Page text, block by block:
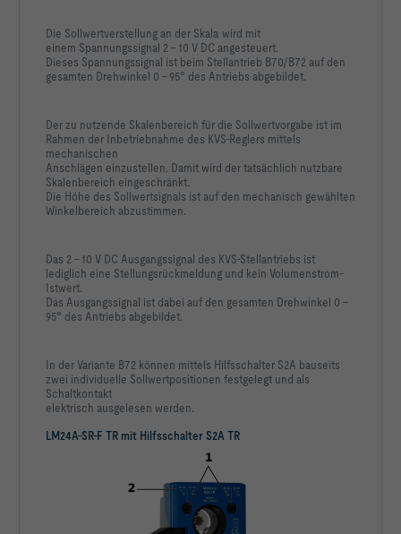
LM24A-SR-F TR mit Hilfsschalter S2A TR
Die Sollwertverstellung an der Skala wird mit
einem Spannungssignal 2 – 10 V DC angesteuert.
Dieses Spannungssignal ist beim Stellantrieb B70/B72 auf den
gesamten Drehwinkel 0 – 95° des Antriebs abgebildet.
Der zu nutzende Skalenbereich für die Sollwertvorgabe ist im
Rahmen der Inbetriebnahme des KVS-Reglers mittels
mechanischen
Anschlägen einzustellen. Damit wird der tatsächlich nutzbare
Skalenbereich eingeschränkt.
Die Höhe des Sollwertsignals ist auf den mechanisch gewählten
Winkelbereich abzustimmen.
Das 2 – 10 V DC Ausgangssignal des KVS-Stellantriebs ist
lediglich eine Stellungsrückmeldung und kein Volumenstrom-
Istwert.
Das Ausgangssignal ist dabei auf den gesamten Drehwinkel 0 –
95° des Antriebs abgebildet.
In der Variante B72 können mittels Hilfsschalter S2A bauseits
zwei individuelle Sollwertpositionen festgelegt und als
Schaltkontakt
elektrisch ausgelesen werden.